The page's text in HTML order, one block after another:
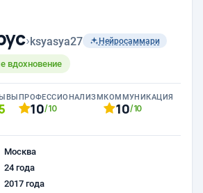
›ksyasya27 Нейросаммари
вдохновение
ПРОФЕССИОНАЛИЗМ
10/10
КОММУНИКАЦИЯ
10/10
Москва
24 года
2017 года